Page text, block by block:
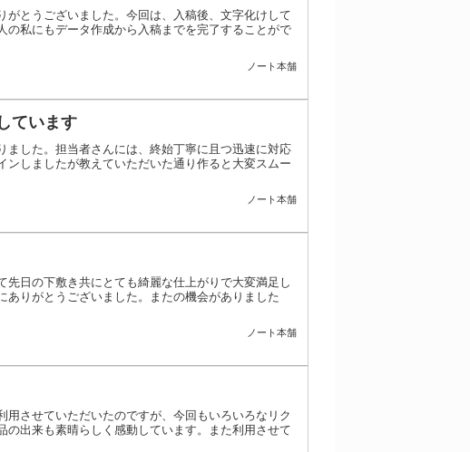
とうございました。今回は、入稿後、文字化けして
の私にもデータ作成から入稿までを完了することがで
ノート本舗
ています
ました。担当者さんには、終始丁寧に且つ迅速に対応
しましたが教えていただいた通り作ると大変スムー
ノート本舗
日の下敷き共にとても綺麗な仕上がりで大変満足し
りがとうございました。またの機会がありました
ノート本舗
させていただいたのですが、今回もいろいろなリク
出来も素晴らしく感動しています。また利用させて